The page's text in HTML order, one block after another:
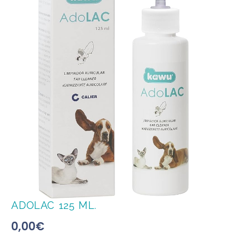
ADOLAC 125 ML.
0,00€